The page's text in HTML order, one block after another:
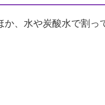
、水や炭酸水で割